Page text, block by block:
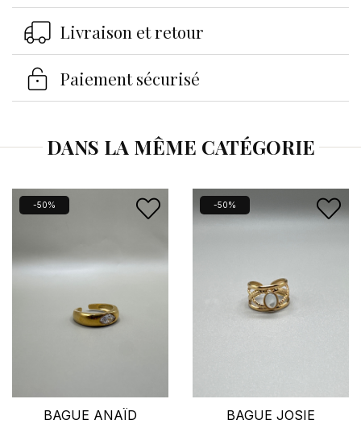
Livraison et retour
Paiement sécurisé
DANS LA MÊME CATÉGORIE
-50%
BAGUE ANAÏD
-50%
BAGUE JOSIE
Se connecter
Annuler Se connecter